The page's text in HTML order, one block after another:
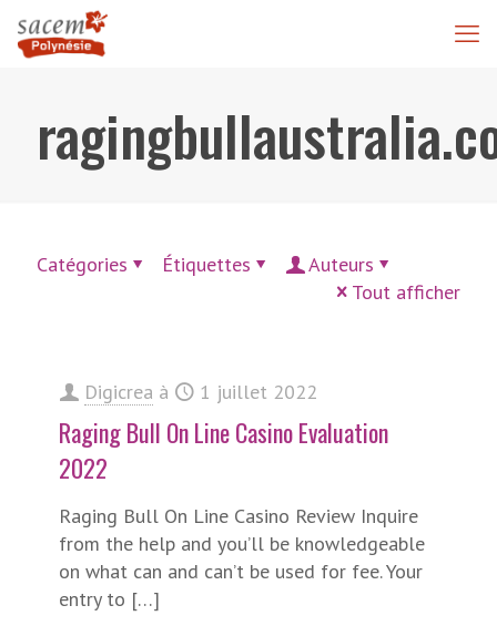
Catégories Étiquettes
Auteurs
Tout afficher
Digicrea à 1 juillet 2022
Raging Bull On Line Casino Evaluation
2022
Raging Bull On Line Casino Review Inquire
from the help and you’ll be knowledgeable
on what can and can’t be used for fee. Your
entry to […]